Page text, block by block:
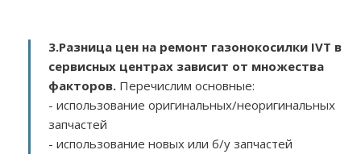
3.Разница цен на ремонт газонокосилки IVT в
сервисных центрах зависит от множества
факторов. Перечислим основные:
- использование оригинальных/неоригинальных
запчастей
- использование новых или б/у запчастей